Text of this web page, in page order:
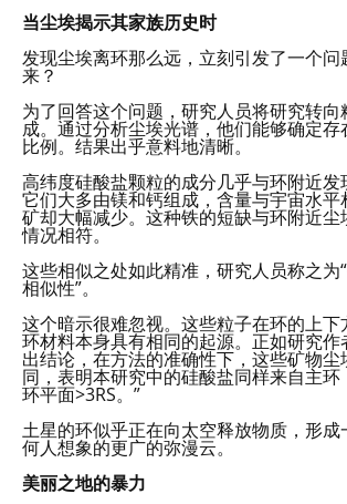
当尘埃揭示其家族历史时
发现尘埃离环那么远，立刻引发了一个问
来？
为了回答这个问题，研究人员将研究转向
成。通过分析尘埃光谱，他们能够确定
比例。结果出乎意料地清晰。
高纬度硅酸盐颗粒的成分几乎与环附近发
它们大多由镁和钙组成，含量与宇宙水
矿却大幅减少。这种铁的短缺与环附近尘
情况相符。
这些相似之处如此精准，研究人员称之为
相似性”。
这个暗示很难忽视。这些粒子在环的上
环材料本身具有相同的起源。正如研究作
出结论，在方法的准确性下，这些矿物尘
同，表明本研究中的硅酸盐同样来自主环
环平面>3RS。”
土星的环似乎正在向太空释放物质，形
何人想象的更广的弥漫云。
美丽之地的暴力